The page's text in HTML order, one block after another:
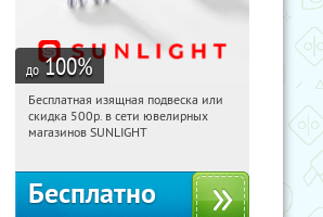
до 100%
03:18:30 Получили:
Россия
Бесплатная изящная подвеска или
скидка 500р. в сети ювелирных
магазинов SUNLIGHT
Бесплатно